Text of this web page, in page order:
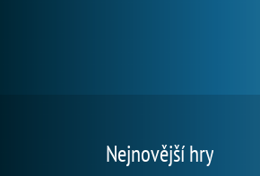
Nejnovější hry